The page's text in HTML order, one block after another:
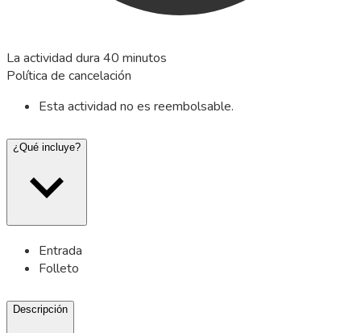
La actividad dura 40 minutos
Política de cancelación
Esta actividad no es reembolsable.
¿Qué incluye?
Entrada
Folleto
Descripción